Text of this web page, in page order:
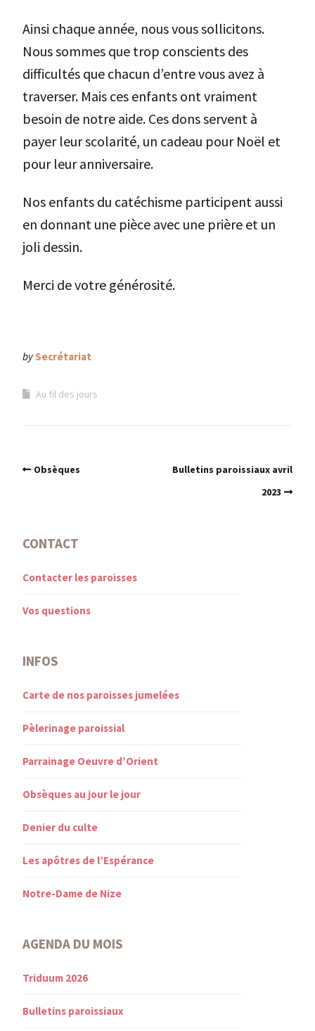
Ainsi chaque année, nous vous sollicitons.
Nous sommes que trop conscients des
difficultés que chacun d’entre vous avez à
traverser. Mais ces enfants ont vraiment
besoin de notre aide. Ces dons servent à
payer leur scolarité, un cadeau pour Noël et
pour leur anniversaire.
Nos enfants du catéchisme participent aussi
en donnant une pièce avec une prière et un
joli dessin.
Merci de votre générosité.
bySecrétariat
Au fil des jours
Obsèques
Bulletins paroissiaux avril
2023
CONTACT
Contacter les paroisses
Vos questions
INFOS
Carte de nos paroisses jumelées
Pèlerinage paroissial
Parrainage Oeuvre d’Orient
Obsèques au jour le jour
Denier du culte
Les apôtres de l’Espérance
Notre-Dame de Nize
AGENDA DU MOIS
Triduum 2026
Bulletins paroissiaux